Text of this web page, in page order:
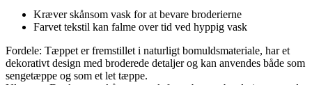
Kræver skånsom vask for at bevare broderierne
Farvet tekstil kan falme over tid ved hyppig vask
Fordele: Tæppet er fremstillet i naturligt bomuldsmateriale, har et
dekorativt design med broderede detaljer og kan anvendes både som
sengetæppe og som et let tæppe.